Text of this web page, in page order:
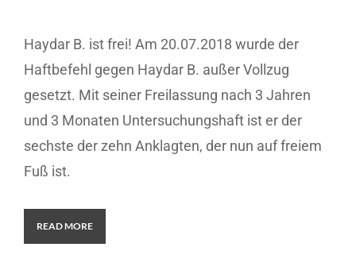
Haydar B. ist frei! Am 20.07.2018 wurde der
Haftbefehl gegen Haydar B. außer Vollzug
gesetzt. Mit seiner Freilassung nach 3 Jahren
und 3 Monaten Untersuchungshaft ist er der
sechste der zehn Anklagten, der nun auf freiem
Fuß ist.
READ MORE